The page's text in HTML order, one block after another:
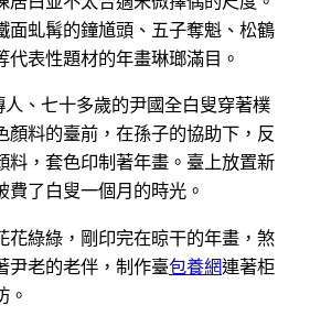
面虬髯的鐘馗頭、五子奪魁、松鶴
代表性題材的年畫琳瑯滿目。
人、七十多歲的尹國全白叟穿著樸
顏料的臺前，在孫子的協助下，反
料，套色印制著年畫。臺上放置新
費了白叟一個月的時光。
花綠綠，剛印完在晾干的年畫，煞
尹老的老伴，制作臺包養網連著柜
。